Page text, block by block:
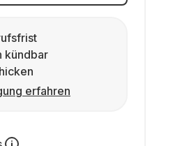
kündbar
erfahren